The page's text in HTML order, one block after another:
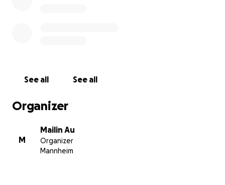
See all See all
Organizer
M
Mailin Au
Organizer
Mannheim